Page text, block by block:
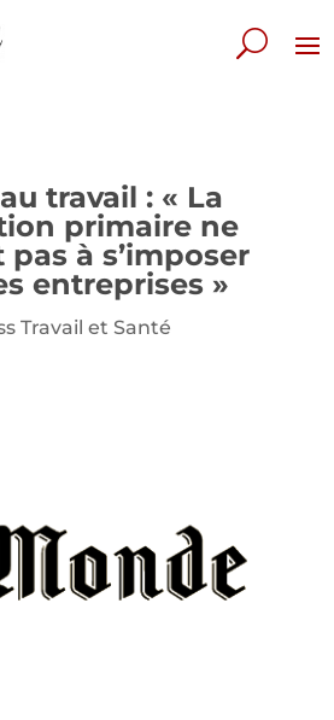
travail : « La
primaire ne
à s’imposer
entreprises »
Travail et Santé